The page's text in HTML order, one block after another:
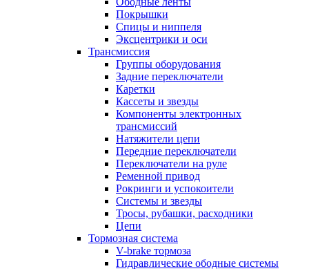
Покрышки
Спицы и ниппеля
Эксцентрики и оси
Трансмиссия
Группы оборудования
Задние переключатели
Каретки
Кассеты и звезды
Компоненты электронных
трансмиссий
Натяжители цепи
Передние переключатели
Переключатели на руле
Ременной привод
Рокринги и успокоители
Системы и звезды
Тросы, рубашки, расходники
Цепи
Тормозная система
V-brake тормоза
Гидравлические ободные системы